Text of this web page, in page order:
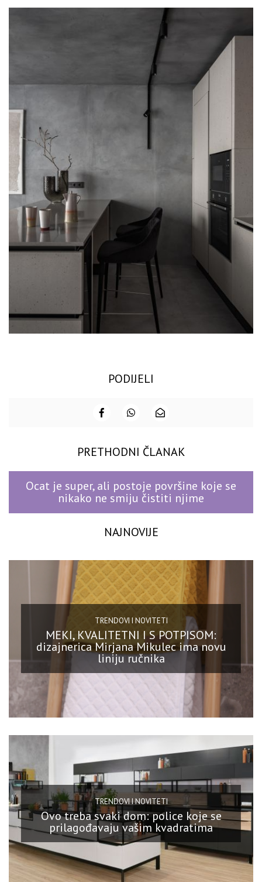
PODIJELI
PRETHODNI ČLANAK
Ocat je super, ali postoje površine koje se
nikako ne smiju čistiti njime
NAJNOVIJE
TRENDOVI I NOVITETI
MEKI, KVALITETNI I S POTPISOM:
dizajnerica Mirjana Mikulec ima novu
liniju ručnika
TRENDOVI I NOVITETI
Ovo treba svaki dom: police koje se
prilagođavaju vašim kvadratima